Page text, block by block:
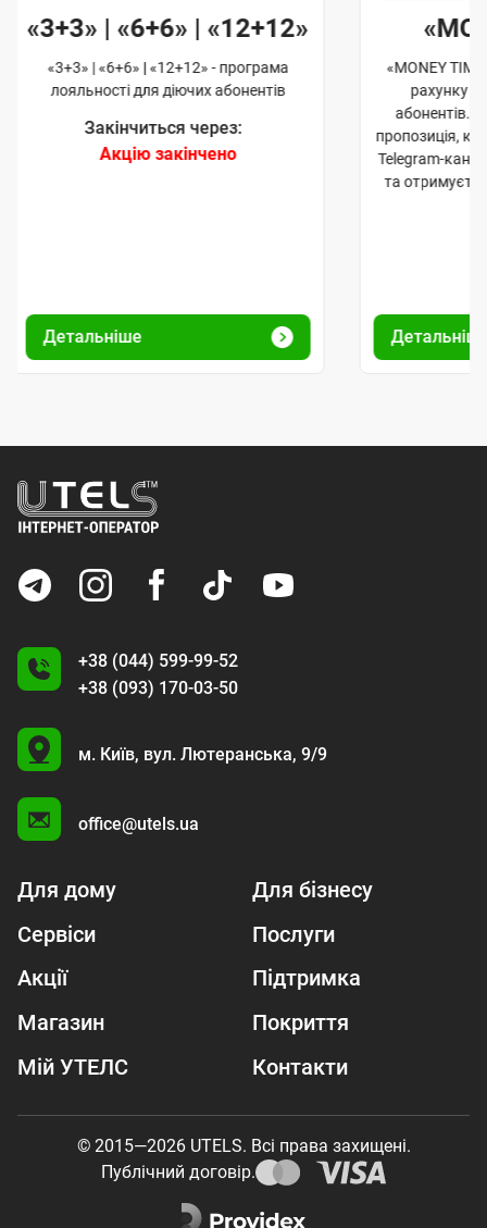
«3+3» | «6+6» | «12+12»
«3+3» | «6+6» | «12+12» - програма
лояльності для діючих абонентів
Закінчиться через:
Акцію закінчено
Детальніше
«MONEY
рахунку
абонентів.
пропозиція,
Telegram-
та
+38 (044) 599-99-52
+38 (093) 170-03-50
U
м. Київ, вул. Лютеранська, 9/9
office@utels.ua
Для дому
Для бізнесу
Сервіси
Послуги
Акції
Підтримка
Магазин
Покриття
Мій УТЕЛС
Контакти
© 2015—2026 UTELS. Всі права захищені.
Публічний договір.